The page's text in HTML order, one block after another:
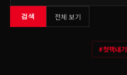
검색 전체 보기
#첫책내기